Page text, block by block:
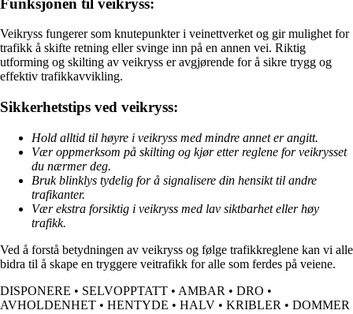
Veikryss fungerer som knutepunkter i veinettverket og gir mulighet for
trafikk å skifte retning eller svinge inn på en annen vei. Riktig
utforming og skilting av veikryss er avgjørende for å sikre trygg og
effektiv trafikkavvikling.
Sikkerhetstips ved veikryss:
Hold alltid til høyre i veikryss med mindre annet er angitt.
Vær oppmerksom på skilting og kjør etter reglene for veikrysset
du nærmer deg.
Bruk blinklys tydelig for å signalisere din hensikt til andre
trafikanter.
Vær ekstra forsiktig i veikryss med lav siktbarhet eller høy
trafikk.
Ved å forstå betydningen av veikryss og følge trafikkreglene kan vi alle
bidra til å skape en tryggere veitrafikk for alle som ferdes på veiene.
DISPONERE • SELVOPPTATT • AMBAR • DRO •
AVHOLDENHET • HENTYDE • HALV • KRIBLER • DOMMER